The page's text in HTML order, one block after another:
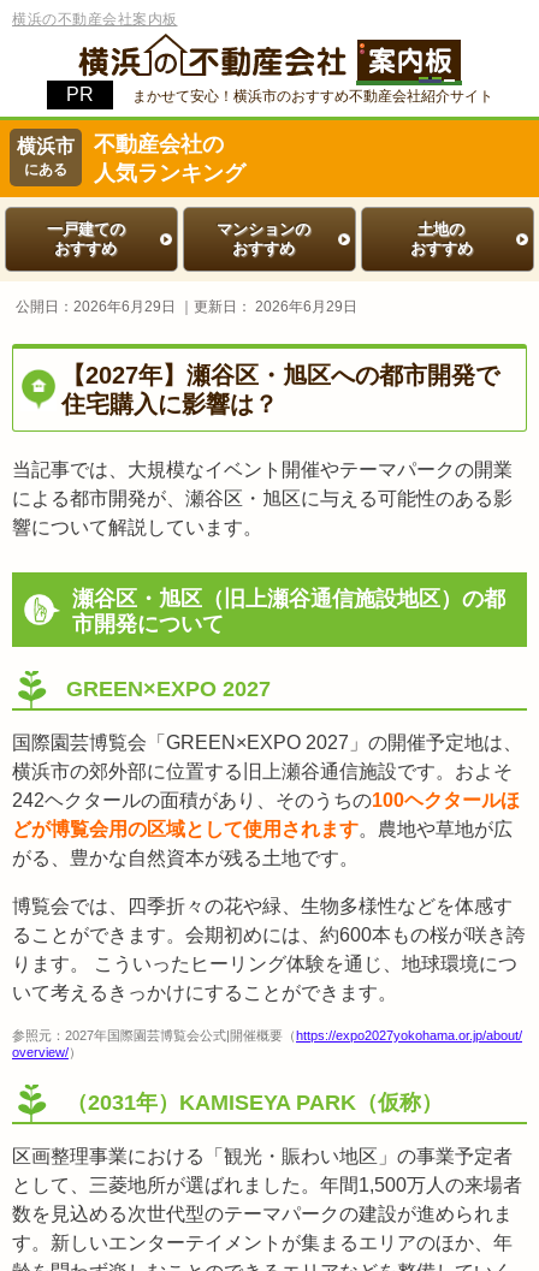
横浜の不動産会社案内板
まかせて安心！横浜市のおすすめ不動産会社紹介サイト
横浜市
にある
不動産会社の
人気ランキング
一戸建ての
おすすめ
マンションの
おすすめ
土地の
おすすめ
公開日：2026年6月29日 ｜更新日：2026年6月29日
【2027年】瀬谷区・旭区への都市開発で
住宅購入に影響は？
当記事では、大規模なイベント開催やテーマパークの開業
による都市開発が、瀬谷区・旭区に与える可能性のある影
響について解説しています。
瀬谷区・旭区（旧上瀬谷通信施設地区）の都
市開発について
GREEN×EXPO 2027
国際園芸博覧会「GREEN×EXPO 2027」の開催予定地は、
横浜市の郊外部に位置する旧上瀬谷通信施設です。およそ
242ヘクタールの面積があり、そのうちの100ヘクタールほ
どが博覧会用の区域として使用されます。農地や草地が広
がる、豊かな自然資本が残る土地です。
博覧会では、四季折々の花や緑、生物多様性などを体感す
ることができます。会期初めには、約600本もの桜が咲き誇
ります。 こういったヒーリング体験を通じ、地球環境につ
いて考えるきっかけにすることができます。
参照元：2027年国際園芸博覧会公式|開催概要（https://expo2027yokohama.or.jp/about/
overview/）
（2031年）KAMISEYA PARK（仮称）
区画整理事業における「観光・賑わい地区」の事業予定者
として、三菱地所が選ばれました。年間1,500万人の来場者
数を見込める次世代型のテーマパークの建設が進められま
す。新しいエンターテイメントが集まるエリアのほか、年